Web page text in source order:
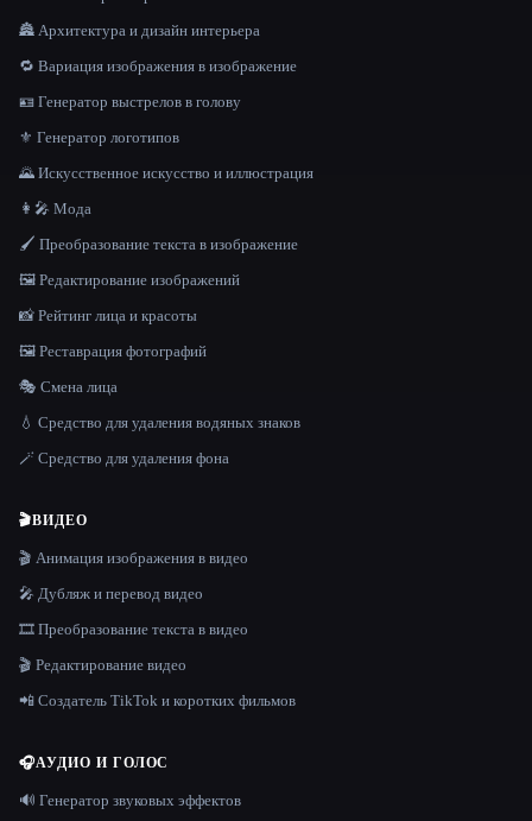
🏯 Архитектура и дизайн интерьера
🔁 Вариация изображения в изображение
🪪 Генератор выстрелов в голову
⚜️ Генератор логотипов
🌄 Искусственное искусство и иллюстрация
👩‍🎤 Мода
🖌️ Преобразование текста в изображение
🖼️ Редактирование изображений
📸 Рейтинг лица и красоты
🖼️ Реставрация фотографий
🎭 Смена лица
💧 Средство для удаления водяных знаков
🪄 Средство для удаления фона
🎬ВИДЕО
🎬 Анимация изображения в видео
🎤 Дубляж и перевод видео
🎞️ Преобразование текста в видео
🎬 Редактирование видео
📲 Создатель TikTok и коротких фильмов
🎧АУДИО И ГОЛОС
🔊 Генератор звуковых эффектов